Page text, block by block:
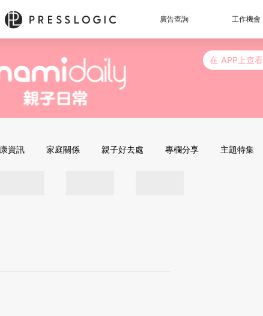
廣告查詢 工作機會
在 APP上查看
資訊 家庭關係 親子好去處 專欄分享 主題特集